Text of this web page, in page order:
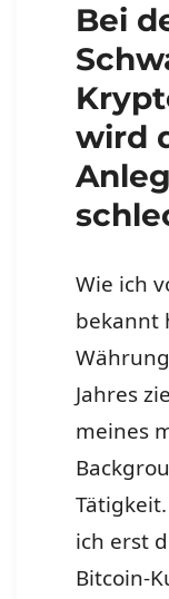
Bei
wird
Wie ich
bekannt
Jahres
meines
ich erst
Bitcoin-